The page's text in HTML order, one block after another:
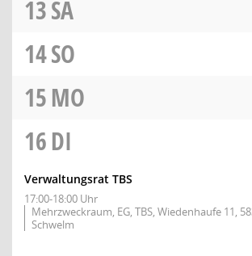
13SA
14SO
15MO
16DI
Verwaltungsrat TBS
17:00-18:00 Uhr
Mehrzweckraum, EG, TBS, Wiedenhaufe 11,
Schwelm